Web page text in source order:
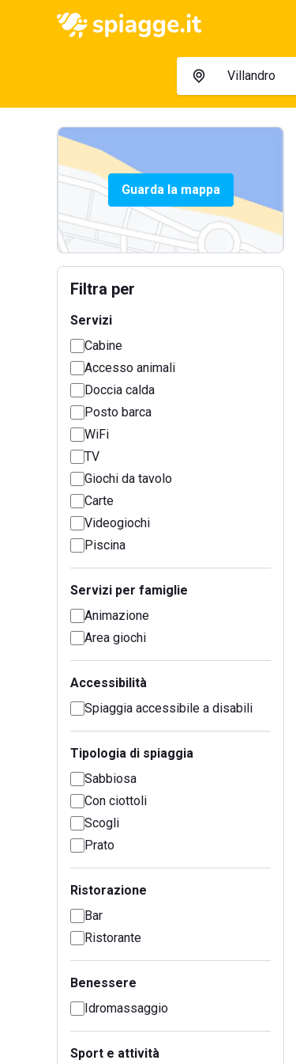
Guarda la mappa
Filtra per
Servizi
Cabine
Accesso animali
Doccia calda
Posto barca
WiFi
TV
Giochi da tavolo
Carte
Videogiochi
Piscina
Servizi per famiglie
Animazione
Area giochi
Accessibilità
Spiaggia accessibile a disabili
Tipologia di spiaggia
Sabbiosa
Con ciottoli
Scogli
Prato
Ristorazione
Bar
Ristorante
Benessere
Idromassaggio
Sport e attività